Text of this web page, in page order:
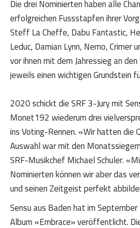
Die drei Nominierten haben alle
erfolgreichen Fussstapfen ihrer
Steff La Cheffe, Dabu Fantastic,
Leduc, Damian Lynn, Nemo, Crimer
vor ihnen mit dem Jahressieg an
jeweils einen wichtigen Grundstein
2020 schickt die SRF 3-Jury mit
Monet192 wiederum drei
ins Voting-Rennen. «Wir hatten die
Auswahl war mit den
SRF-Musikchef Michael Schuler.
Nominierten können wir aber das
und seinen Zeitgeist perfekt
Sensu aus Baden hat im
Album «Embrace» veröffentlicht.